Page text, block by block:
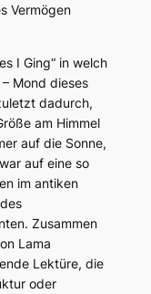
Vermögen
I Ging“ in welch
Mond dieses
dadurch,
am Himmel
auf die Sonne,
auf eine so
im antiken
Zusammen
Lama
Lektüre, die
oder